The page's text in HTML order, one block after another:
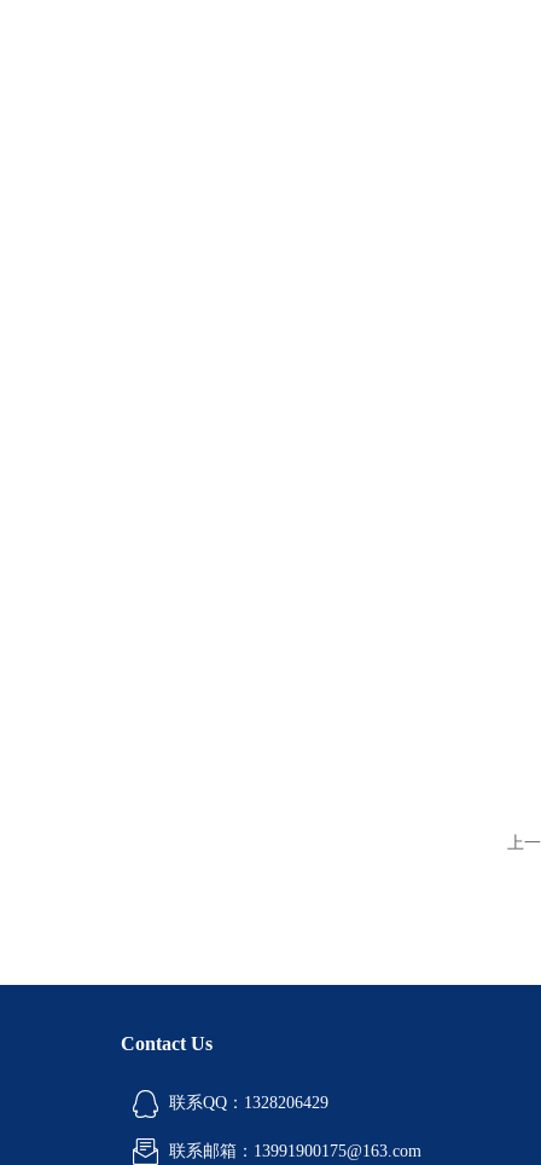
上
Contact Us
联系QQ：1328206429
联系邮箱：13991900175@163.com